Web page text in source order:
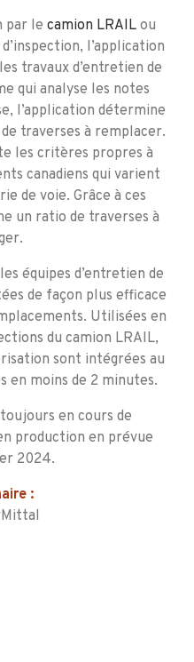
par le camion LRAIL ou
l’application
travaux d’entretien de
qui analyse les notes
l’application détermine
traverses à remplacer.
les critères propres à
canadiens qui varient
de voie. Grâce à ces
un ratio de traverses à
équipes d’entretien de
de façon plus efficace
Utilisées en
du camion LRAIL,
sont intégrées au
en moins de 2 minutes.
en cours de
production en prévue
2024.
: